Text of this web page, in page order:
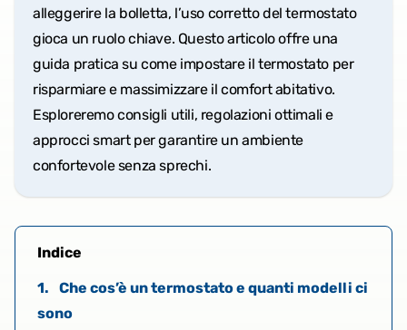
alleggerire la bolletta, l’uso corretto del termostato
gioca un ruolo chiave. Questo articolo offre una
guida pratica su come impostare il termostato per
risparmiare e massimizzare il comfort abitativo.
Esploreremo consigli utili, regolazioni ottimali e
approcci smart per garantire un ambiente
confortevole senza sprechi.
Indice
1.
Che cos’è un termostato e quanti modelli ci
sono